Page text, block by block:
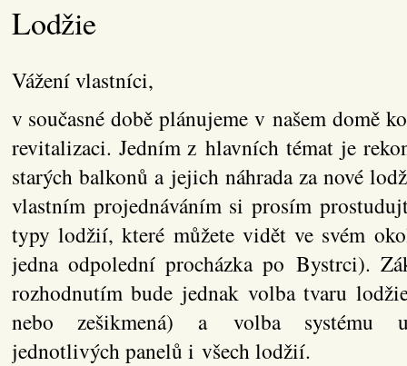
Lodžie
Vážení vlastníci,
v současné době plánujeme v našem domě
revitalizaci. Jedním z hlavních témat je
starých balkonů a jejich náhrada za nové
vlastním projednáváním si prosím
typy lodžií, které můžete vidět ve svém
jedna odpolední procházka po Bystrci).
rozhodnutím bude jednak volba tvaru
nebo zešikmená) a volba systému
jednotlivých panelů i všech lodžií.